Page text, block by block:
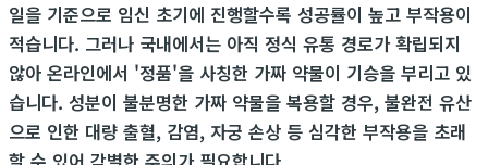
일을 기준으로 임신 초기에 진행할수록 성공률이 높고 부작용이
적습니다. 그러나 국내에서는 아직 정식 유통 경로가 확립되지
않아 온라인에서 '정품'을 사칭한 가짜 약물이 기승을 부리고 있
습니다. 성분이 불분명한 가짜 약물을 복용할 경우, 불완전 유산
으로 인한 대량 출혈, 감염, 자궁 손상 등 심각한 부작용을 초래